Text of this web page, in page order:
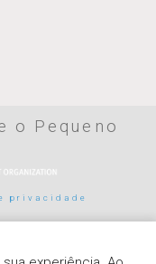
o Pequeno
privacidade